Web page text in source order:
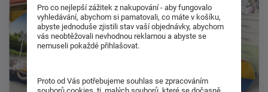
Pro co nejlepší zážitek z nakupování - aby fungovalo
vyhledávání, abychom si pamatovali, co máte v košíku,
abyste jednoduše zjistili stav vaší objednávky, abychom
vás neobtěžovali nevhodnou reklamou a abyste se
nemuseli pokaždé přihlašovat.
Proto od Vás potřebujeme souhlas se zpracováním